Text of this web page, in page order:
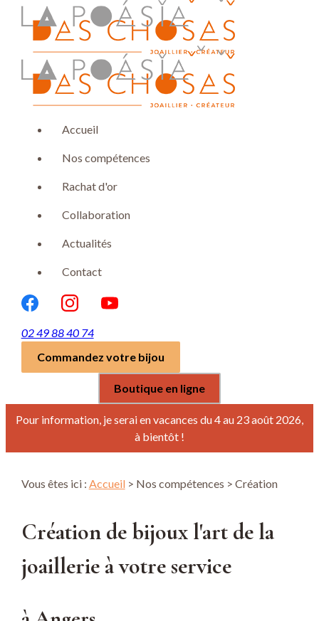
Accueil
Nos compétences
Rachat d'or
Collaboration
Actualités
Contact
02 49 88 40 74
Commandez votre bijou
Boutique en ligne
Pour information, je serai en vacances du 4 au 23 août 2026,
à bientôt !
Vous êtes ici : Accueil> Nos compétences > Création
Création de bijoux l'art de la
joaillerie à votre service
Panneau de gestion des cookies